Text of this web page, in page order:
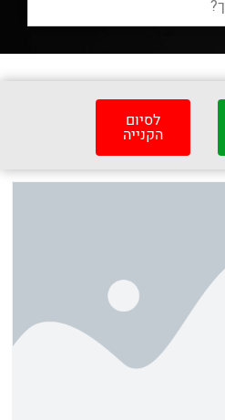
לסיום
הקנייה